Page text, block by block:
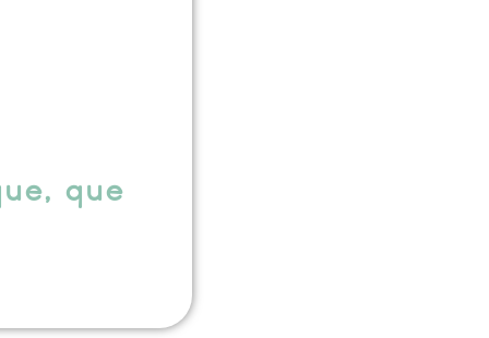
que